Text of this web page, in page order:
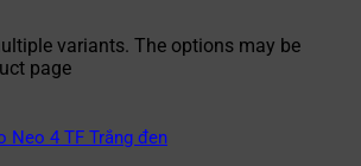
variants. The options may be
page
Neo 4 TF Trắng đen